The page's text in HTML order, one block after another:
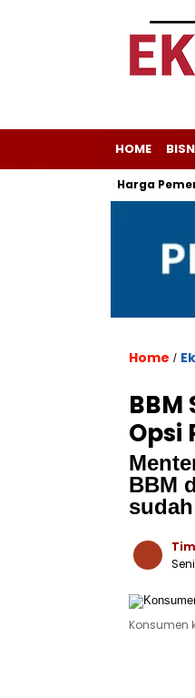
HOME
Proyeksi Harga Pemerintah
Home /
Opsi
BBM
Konsumen